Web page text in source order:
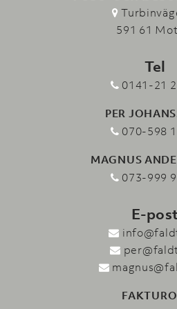
591 61
Tel
0141-21
PER
070-598
MAGNUS
073-999
E-